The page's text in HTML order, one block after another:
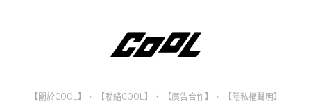
【關於COOL】 、 【聯絡COOL】 、 【廣告合作】 、 【隱私權聲明】